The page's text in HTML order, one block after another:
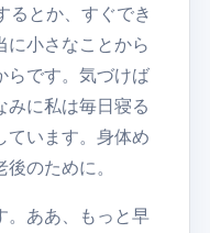
るとか、すぐでき
に小さなことから
らです。気づけば
みに私は毎日寝る
ています。身体め
のために。
。ああ、もっと早